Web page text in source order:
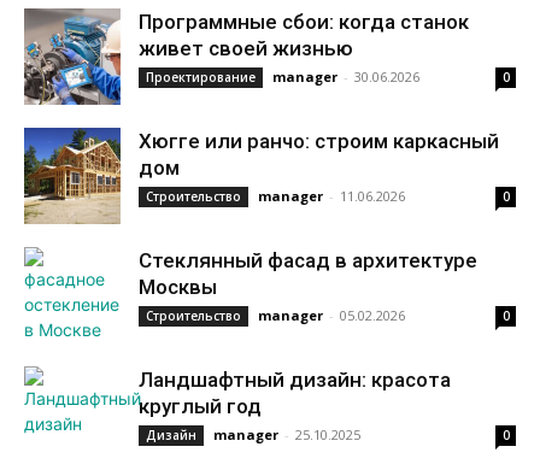
Программные сбои: когда станок
живет своей жизнью
Проектирование manager - 30.06.2026 0
Хюгге или ранчо: строим каркасный
дом
Строительство manager - 11.06.2026 0
Стеклянный фасад в архитектуре
Москвы
Строительство manager - 05.02.2026 0
Ландшафтный дизайн: красота
круглый год
Дизайн manager - 25.10.2025 0